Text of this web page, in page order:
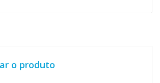
o produto